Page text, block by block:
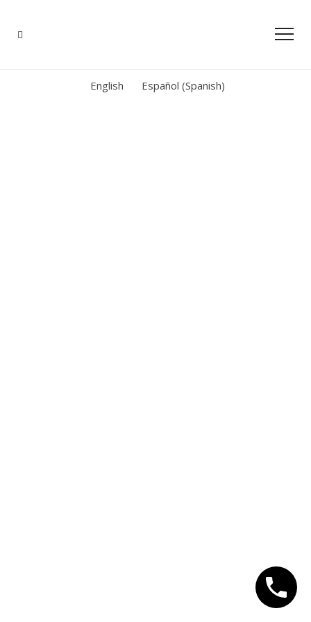
English Español (Spanish)